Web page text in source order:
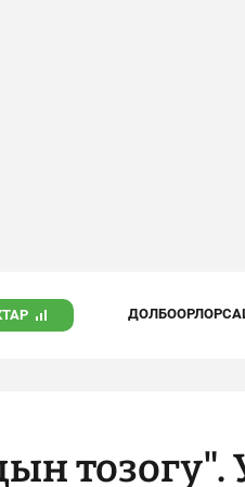
ДОЛБООРЛОР
тозогу".